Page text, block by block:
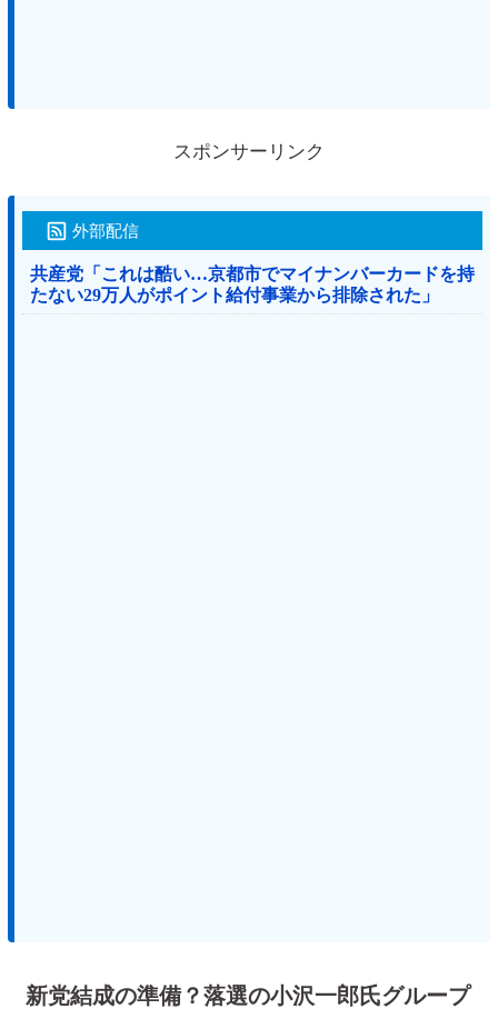
スポンサーリンク
外部配信
共産党「これは酷い…京都市でマイナンバーカードを持
たない29万人がポイント給付事業から排除された」
新党結成の準備？落選の小沢一郎氏グループ